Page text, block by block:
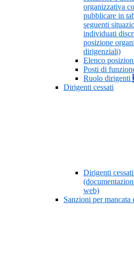
organizzativa
pubblicare in
seguenti
individuati
posizione
dirigenziali)
Elenco
Posti di
Ruolo dirigenti
Dirigenti cessati
Dirigenti
web)
Sanzioni per